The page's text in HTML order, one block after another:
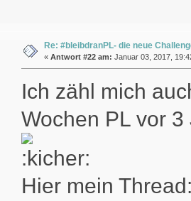
Re: #bleibdranPL- die neue
« Antwort #22 am: Januar 03, 2017,
Ich zähl mich
Wochen PL vor
.
Hier mein